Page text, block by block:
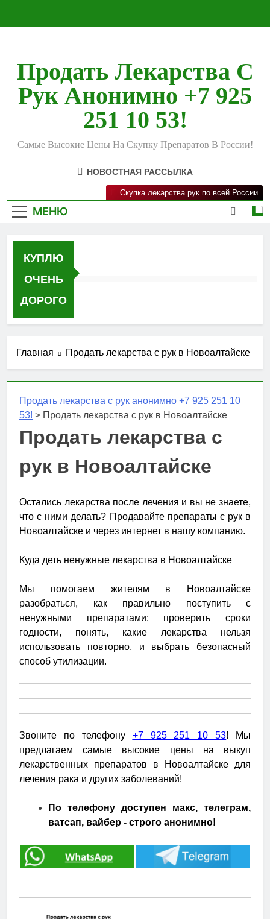
Продать Лекарства С
Рук Анонимно +7 925
251 10 53!
Самые Высокие Цены На Скупку Препаратов В России!
НОВОСТНАЯ РАССЫЛКА
МЕНЮ
Скупка лекарства рук по всей России
КУПЛЮ
ОЧЕНЬ
ДОРОГО
Главная Продать лекарства с рук в Новоалтайске
Продать лекарства с рук анонимно +7 925 251 10
53! > Продать лекарства с рук в Новоалтайске
Продать лекарства с
рук в Новоалтайске
Остались лекарства после лечения и вы не знаете,
что с ними делать? Продавайте препараты с рук в
Новоалтайске и через интернет в нашу компанию.
Куда деть ненужные лекарства в Новоалтайске
Мы помогаем жителям в Новоалтайске
разобраться, как правильно поступить с
ненужными препаратами: проверить сроки
годности, понять, какие лекарства нельзя
использовать повторно, и выбрать безопасный
способ утилизации.
Звоните по телефону +7 925 251 10 53! Мы
предлагаем самые высокие цены на выкуп
лекарственных препаратов в Новоалтайске для
лечения рака и других заболеваний!
По телефону доступен макс, телеграм,
ватсап, вайбер - строго анонимно!